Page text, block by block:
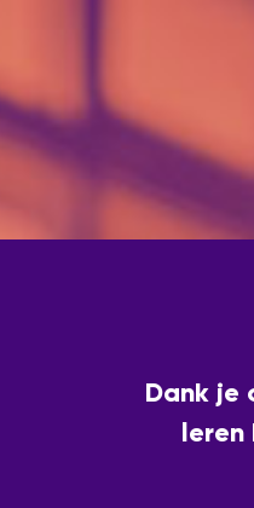
Dank je
leren